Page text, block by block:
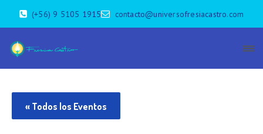
(+56) 9 5105 1915 contacto@universofresiacastro.com
« Todos los Eventos